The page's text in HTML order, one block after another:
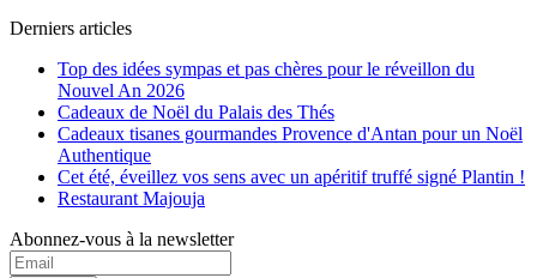
Derniers articles
Top des idées sympas et pas chères pour le réveillon du
Nouvel An 2026
Cadeaux de Noël du Palais des Thés
Cadeaux tisanes gourmandes Provence d'Antan pour un Noël
Authentique
Cet été, éveillez vos sens avec un apéritif truffé signé Plantin !
Restaurant Majouja
Abonnez-vous à la newsletter